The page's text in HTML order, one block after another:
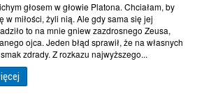
głosem w głowie Platona. Chciałam, by
w miłości, żyli nią. Ale gdy sama się jej
to na mnie gniew zazdrosnego Zeusa,
ojca. Jeden błąd sprawił, że na własnych
zdrady. Z rozkazu najwyższego...